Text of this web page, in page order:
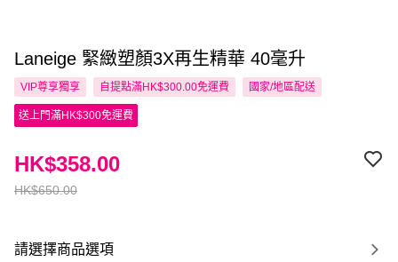
Laneige 緊緻塑顏3X再生精華 40毫升
VIP尊享獨享 自提點滿HK$300.00免運費 國家/地區配送
送上門滿HK$300免運費
HK$650.00
HK$358.00
請選擇商品選項